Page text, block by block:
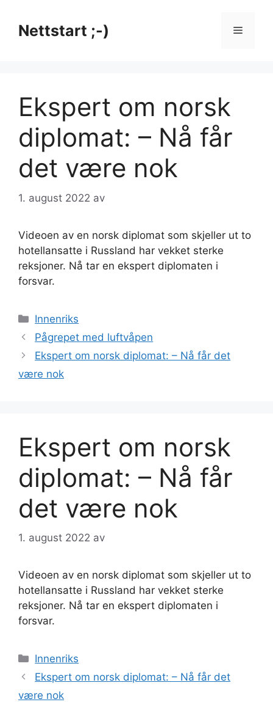
innholdNettstart ;-) Meny
Ekspert om norsk
diplomat: – Nå får
det være nok
1. august 2022 av
Videoen av en norsk diplomat som skjeller ut to
hotellansatte i Russland har vekket sterke
reksjoner. Nå tar en ekspert diplomaten i
forsvar.
Kategorier
Innenriks
Pågrepet med luftvåpen
Ekspert om norsk diplomat: – Nå får det
være nok
Ekspert om norsk
diplomat: – Nå får
det være nok
1. august 2022 av
Videoen av en norsk diplomat som skjeller ut to
hotellansatte i Russland har vekket sterke
reksjoner. Nå tar en ekspert diplomaten i
forsvar.
Kategorier
Innenriks
Ekspert om norsk diplomat: – Nå får det
være nok